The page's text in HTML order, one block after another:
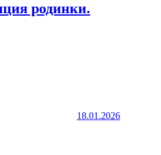
родинки.
18.01.2026